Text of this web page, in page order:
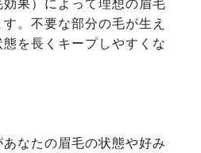
。不要な部分の毛が生え
を長くキープしやすくな
なたの眉毛の状態や好み